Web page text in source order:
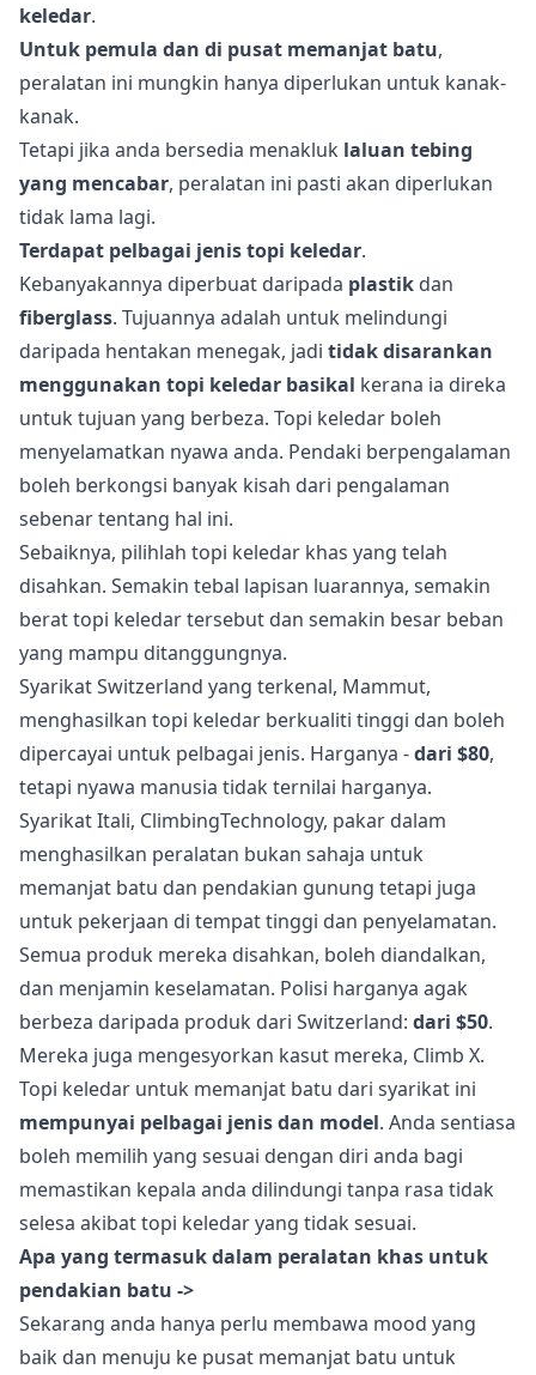
keledar.
Untuk pemula dan di pusat memanjat batu,
peralatan ini mungkin hanya diperlukan untuk kanak-
kanak.
Tetapi jika anda bersedia menakluk laluan tebing
yang mencabar, peralatan ini pasti akan diperlukan
tidak lama lagi.
Terdapat pelbagai jenis topi keledar.
Kebanyakannya diperbuat daripada plastik dan
fiberglass. Tujuannya adalah untuk melindungi
daripada hentakan menegak, jadi tidak disarankan
menggunakan topi keledar basikal kerana ia direka
untuk tujuan yang berbeza. Topi keledar boleh
menyelamatkan nyawa anda. Pendaki berpengalaman
boleh berkongsi banyak kisah dari pengalaman
sebenar tentang hal ini.
Sebaiknya, pilihlah topi keledar khas yang telah
disahkan. Semakin tebal lapisan luarannya, semakin
berat topi keledar tersebut dan semakin besar beban
yang mampu ditanggungnya.
Syarikat Switzerland yang terkenal, Mammut,
menghasilkan topi keledar berkualiti tinggi dan boleh
dipercayai untuk pelbagai jenis. Harganya -dari $80,
tetapi nyawa manusia tidak ternilai harganya.
Syarikat Itali, ClimbingTechnology, pakar dalam
menghasilkan peralatan bukan sahaja untuk
memanjat batu dan pendakian gunung tetapi juga
untuk pekerjaan di tempat tinggi dan penyelamatan.
Semua produk mereka disahkan, boleh diandalkan,
dan menjamin keselamatan. Polisi harganya agak
berbeza daripada produk dari Switzerland: dari $50.
Mereka juga mengesyorkan kasut mereka, Climb X.
Topi keledar untuk memanjat batu dari syarikat ini
mempunyai pelbagai jenis dan model. Anda sentiasa
boleh memilih yang sesuai dengan diri anda bagi
memastikan kepala anda dilindungi tanpa rasa tidak
selesa akibat topi keledar yang tidak sesuai.
Apa yang termasuk dalam peralatan khas untuk
pendakian batu ->
Sekarang anda hanya perlu membawa mood yang
baik dan menuju ke pusat memanjat batu untuk